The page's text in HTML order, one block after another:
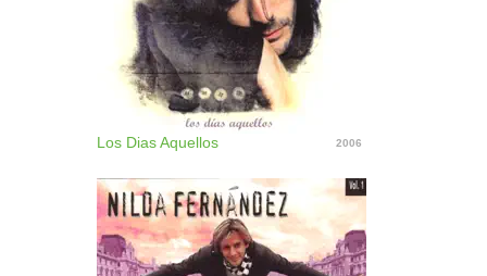
Los Dias Aquellos 2006